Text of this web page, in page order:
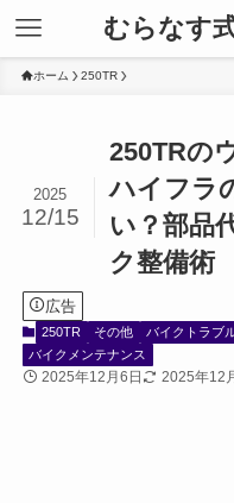
むらなす
ホーム 250TR
250TRの
ハイフラ
い？部品
ク整備術
2025
12/15
広告
250TR その他 バイクトラブ
バイクメンテナンス
2025年12月6日 2025年12